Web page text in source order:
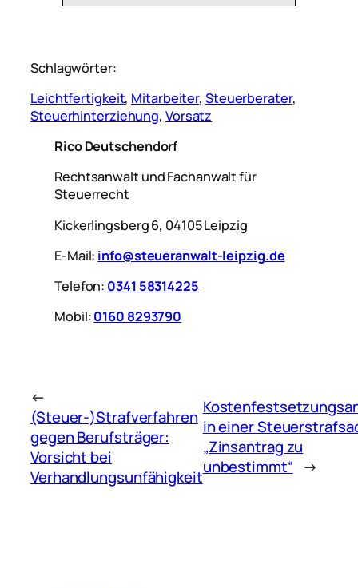
Schlagwörter:
Leichtfertigkeit, Mitarbeiter, Steuerberater
Steuerhinterziehung, Vorsatz
Rico Deutschendorf
Rechtsanwalt und Fachanwalt für
Steuerrecht
Kickerlingsberg 6, 04105 Leipzig
E-Mail: info@steueranwalt-leipzig.de
Telefon: 0341 58314225
Mobil:0160 8293790
←
(Steuer-)Strafverfahren
gegen Berufsträger:
Vorsicht bei
Verhandlungsunfähigkeit
in einer
„Zinsantrag zu
unbestimmt“ →